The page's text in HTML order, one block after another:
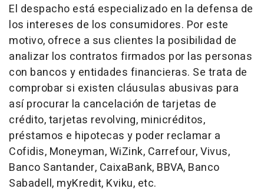
El despacho está especializado en la defensa de
los intereses de los consumidores. Por este
motivo, ofrece a sus clientes la posibilidad de
analizar los contratos firmados por las personas
con bancos y entidades financieras. Se trata de
comprobar si existen cláusulas abusivas para
así procurar la cancelación de tarjetas de
crédito, tarjetas revolving, minicréditos,
préstamos e hipotecas y poder reclamar a
Cofidis, Moneyman, WiZink, Carrefour, Vivus,
Banco Santander, CaixaBank, BBVA, Banco
Sabadell, myKredit, Kviku, etc.